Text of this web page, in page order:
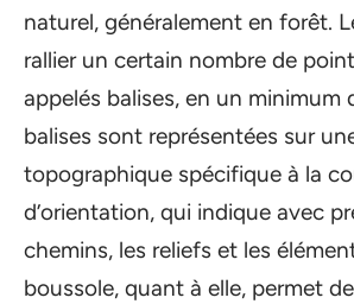
naturel, généralement en forêt.
rallier un certain nombre de
appelés balises, en un minimum
balises sont représentées sur
topographique spécifique à la
d’orientation, qui indique avec
chemins, les reliefs et les
boussole, quant à elle, permet